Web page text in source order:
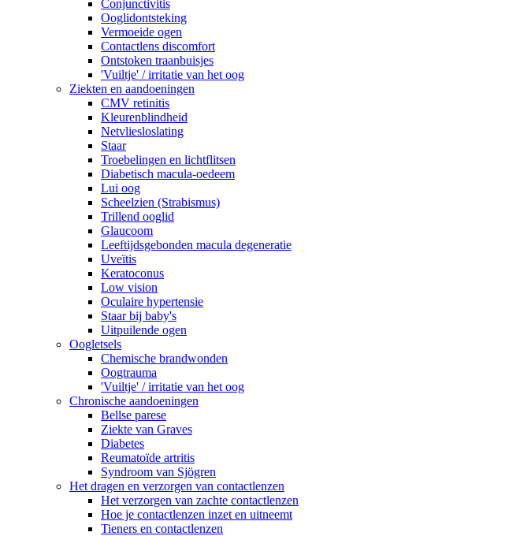
Conjunctivitis
Ooglidontsteking
Vermoeide ogen
Contactlens discomfort
Ontstoken traanbuisjes
'Vuiltje' / irritatie van het oog
Ziekten en aandoeningen
CMV retinitis
Kleurenblindheid
Netvliesloslating
Staar
Troebelingen en lichtflitsen
Diabetisch macula-oedeem
Lui oog
Scheelzien (Strabismus)
Trillend ooglid
Glaucoom
Leeftijdsgebonden macula degeneratie
Uveïtis
Keratoconus
Low vision
Oculaire hypertensie
Staar bij baby's
Uitpuilende ogen
Oogletsels
Chemische brandwonden
Oogtrauma
'Vuiltje' / irritatie van het oog
Chronische aandoeningen
Bellse parese
Ziekte van Graves
Diabetes
Reumatoïde artritis
Syndroom van Sjögren
Het dragen en verzorgen van contactlenzen
Het verzorgen van zachte contactlenzen
Hoe je contactlenzen inzet en uitneemt
Tieners en contactlenzen